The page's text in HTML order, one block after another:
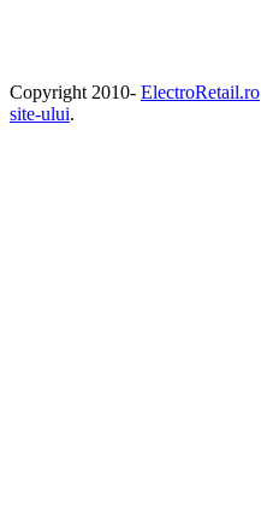
Copyright 2010- ElectroRetail.ro
site-ului.